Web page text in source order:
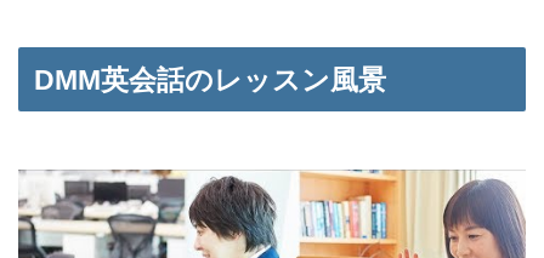
DMM英会話のレッスン風景